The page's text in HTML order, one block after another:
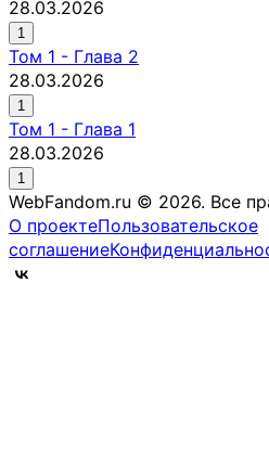
28.03.2026
1
Том 1 - Глава 2
28.03.2026
1
Том 1 - Глава 1
28.03.2026
1
WebFandom.ru © 2026. Все
О проектеПользовательское
соглашение